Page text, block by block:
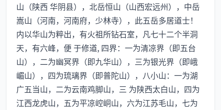
山（陕西 华阴县），北岳恒山（山西宏远州），中岳
嵩山（河南，河南府，少林寺），此五岳多居道士！
内以华山为粹出，有火祖所钻石室，凡七十二个半洞
天，有六峰，便 于修道, 四界：一为清凉界（即五台
山），二为幽冥界（即九华山），三为银光界（即峨
嵋山），四为琉璃界（即普陀山），八小山：一为湖
广五当山，二为云南鸡脚山，三 为陕西太白山，四为
江西龙虎山，五为平凉崆峒山，六为江苏毛山，七为